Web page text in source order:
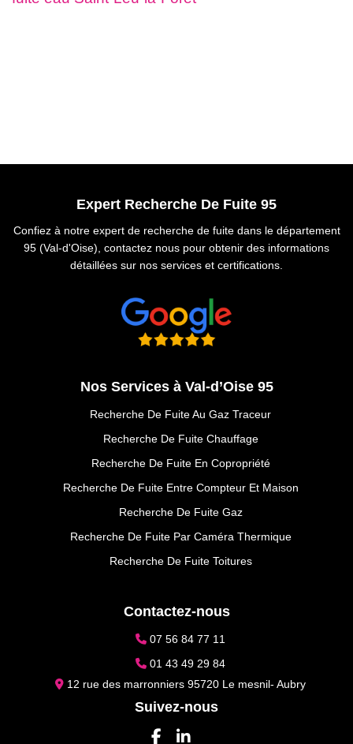
Expert Recherche De Fuite 95
Confiez à notre expert de recherche de fuite dans le département
95 (Val-d'Oise), contactez nous pour obtenir des informations
détaillées sur nos services et certifications.
Nos Services à Val-d’Oise 95
Recherche De Fuite Au Gaz Traceur
Recherche De Fuite Chauffage
Recherche De Fuite En Copropriété
Recherche De Fuite Entre Compteur Et Maison
Recherche De Fuite Gaz
Recherche De Fuite Par Caméra Thermique
Recherche De Fuite Toitures
Contactez-nous
07 56 84 77 11
01 43 49 29 84
12 rue des marronniers 95720 Le mesnil- Aubry
Suivez-nous